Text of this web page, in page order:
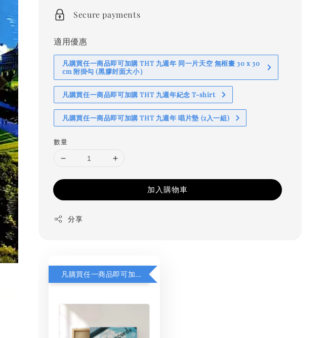
price
Secure payments
適用優惠
凡購買任一商品即可加購 THT 九週年 同一片天空 無框畫 30 x 30
cm 附掛勾 (黑膠封面大小）
凡購買任一商品即可加購 THT 九週年紀念 T-shirt
凡購買任一商品即可加購 THT 九週年 唱片墊 (2入一組)
數量
加入購物車
分享
凡購買任一商品即可加購 THT 九週年 同一片天空 無框畫 30 x 30 cm 附掛勾 (黑膠封面大小）